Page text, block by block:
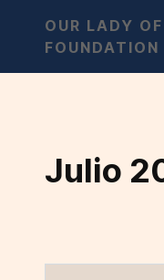
OUR LADY
FOUNDATION
Julio